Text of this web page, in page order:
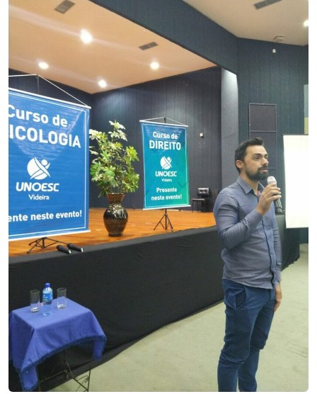
Cultura
Biblioteca
Editora
Rádio
Museu
Unoesc
Selecione
o idioma